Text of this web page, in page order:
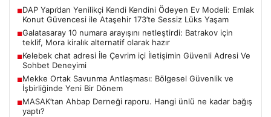
■DAP Yapı’dan Yenilikçi Kendi Kendini Ödeyen Ev Modeli: Emlak
Konut Güvencesi ile Ataşehir 173’te Sessiz Lüks Yaşam
■Galatasaray 10 numara arayışını netleştirdi: Batrakov için
teklif, Mora kiralık alternatif olarak hazır
■Kelebek chat adresi İle Çevrim içi İletişimin Güvenli Adresi Ve
Sohbet Deneyimi
■Mekke Ortak Savunma Antlaşması: Bölgesel Güvenlik ve
İşbirliğinde Yeni Bir Dönem
■MASAK’tan Ahbap Derneği raporu. Hangi ünlü ne kadar bağış
yaptı?